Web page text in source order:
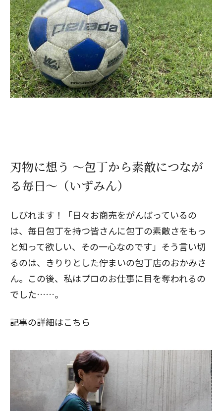
刃物に想う ～包丁から素敵につなが
る毎日～（いずみん）
しびれます！「日々お商売をがんばっているの
は、毎日包丁を持つ皆さんに包丁の素敵さをもっ
と知って欲しい、その一心なのです」そう言い切
るのは、きりりとした佇まいの包丁店のおかみさ
ん。この後、私はプロのお仕事に目を奪われるの
でした……。
記事の詳細はこちら